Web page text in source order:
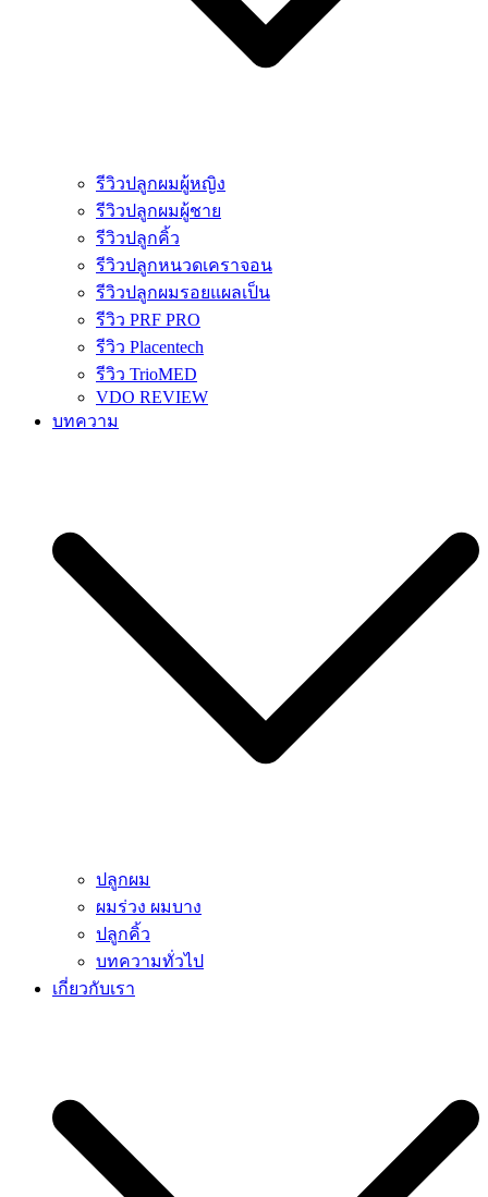
รีวิวปลูกผมผู้หญิง
รีวิวปลูกผมผู้ชาย
รีวิวปลูกคิ้ว
รีวิวปลูกหนวดเคราจอน
รีวิวปลูกผมรอยแผลเป็น
รีวิว PRF PRO
รีวิว Placentech
รีวิว TrioMED
VDO REVIEW
บทความ
ปลูกผม
ผมร่วง ผมบาง
ปลูกคิ้ว
บทความทั่วไป
เกี่ยวกับเรา